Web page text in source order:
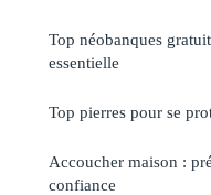
Top néobanques
essentielle
Top pierres pour se
Accoucher maison :
confiance